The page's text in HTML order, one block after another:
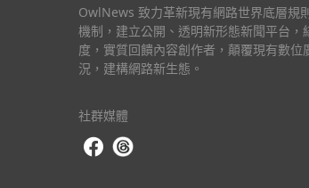
OwlNews 致力革新現有網路世界底層規
機制，建立公開、透明新形態新聞平台，
度，實質回饋內容創作者，顛覆現有數位
況，建構網路新生態。
社群媒體